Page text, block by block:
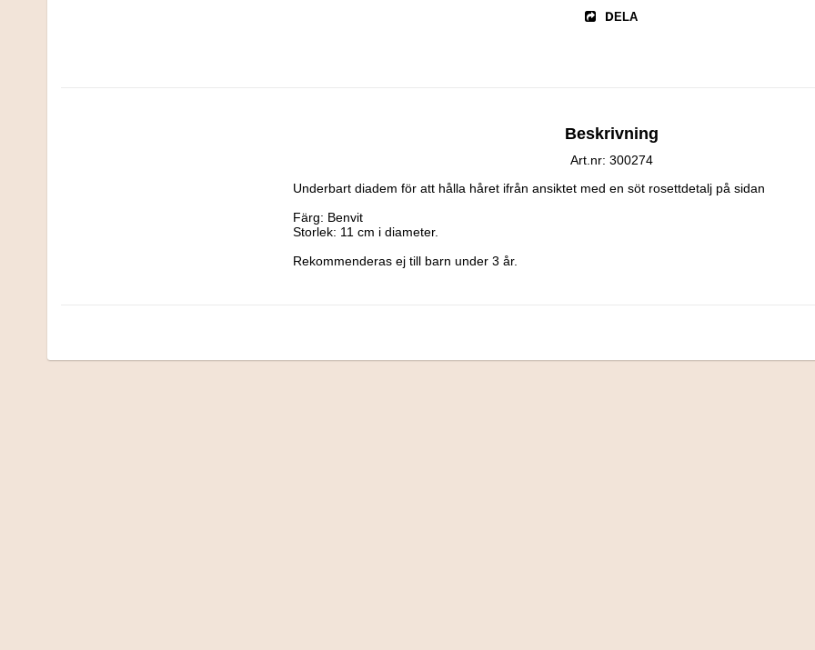
DELA
Beskrivning
Art.nr: 300274
Underbart diadem för att hålla håret ifrån ansiktet med en söt rosettdetalj på sidan
Färg: Benvit
Storlek: 11 cm i diameter.
Rekommenderas ej till barn under 3 år.